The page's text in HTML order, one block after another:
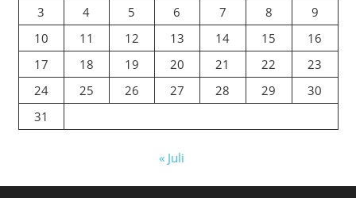
3
4 5 6 7 8
9
10
11 12 13 14 15
16
17
18 19 20 21 22
23
24
25 26 27 28 29
30
31
« Juli